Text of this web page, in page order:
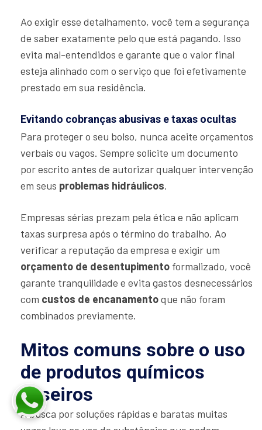
Ao exigir esse detalhamento, você tem a segurança
de saber exatamente pelo que está pagando. Isso
evita mal-entendidos e garante que o valor final
esteja alinhado com o serviço que foi efetivamente
prestado em sua residência.
Evitando cobranças abusivas e taxas ocultas
Para proteger o seu bolso, nunca aceite orçamentos
verbais ou vagos. Sempre solicite um documento
por escrito antes de autorizar qualquer intervenção
em seus problemas hidráulicos.
Empresas sérias prezam pela ética e não aplicam
taxas surpresa após o término do trabalho. Ao
verificar a reputação da empresa e exigir um
orçamento de desentupimento formalizado, você
garante tranquilidade e evita gastos desnecessários
com custos de encanamentoque não foram
combinados previamente.
Mitos comuns sobre o uso
de produtos químicos
caseiros
A busca por soluções rápidas e baratas muitas